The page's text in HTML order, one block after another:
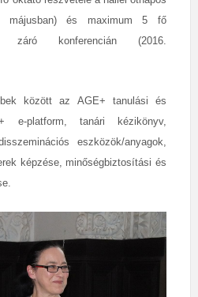
májusban) és maximum 5 fő
konferencián (2016.
között az AGE+ tanulási és
e-platform, tanári kézikönyv,
eszközök/anyagok,
képzése, minőségbiztosítási és